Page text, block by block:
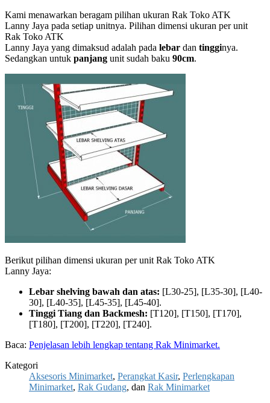
Kami menawarkan beragam pilihan ukuran Rak Toko ATK
Lanny Jaya pada setiap unitnya. Pilihan dimensi ukuran per unit
Rak Toko ATK
Lanny Jaya yang dimaksud adalah pada lebar dan tingginya.
Sedangkan untuk panjang unit sudah baku 90cm.
Berikut pilihan dimensi ukuran per unit Rak Toko ATK
Lanny Jaya:
Lebar shelving bawah dan atas: [L30-25], [L35-30], [L40-
30], [L40-35], [L45-35], [L45-40].
Tinggi Tiang dan Backmesh: [T120], [T150], [T170],
[T180], [T200], [T220], [T240].
Baca: Penjelasan lebih lengkap tentang Rak Minimarket.
Kategori
Aksesoris Minimarket, Perangkat Kasir, Perlengkapan
Minimarket, Rak Gudang, dan Rak Minimarket